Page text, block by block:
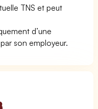
TNS et peut
d’une
son employeur.